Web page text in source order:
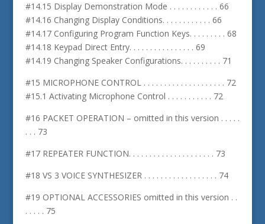
#14.15 Display Demonstration Mode . . . . . . . . . . . . 66
#14.16 Changing Display Conditions. . . . . . . . . . . . 66
#14.17 Configuring Program Function Keys. . . . . . . . . 68
#14.18 Keypad Direct Entry. . . . . . . . . . . . . . . . 69
#14.19 Changing Speaker Configurations. . . . . . . . . . 71
#15 MICROPHONE CONTROL . . . . . . . . . . . . . . . . . . . . 72
#15.1 Activating Microphone Control . . . . . . . . . . . 72
#16 PACKET OPERATION – omitted in this version . . . . .
. . . 73
#17 REPEATER FUNCTION. . . . . . . . . . . . . . . . . . . . . 73
#18 VS 3 VOICE SYNTHESIZER . . . . . . . . . . . . . . . . . . 74
#19 OPTIONAL ACCESSORIES omitted in this version . .
. . . . . 75